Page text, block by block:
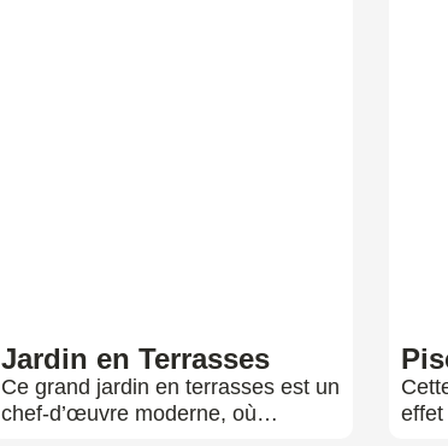
Jardin en Terrasses
Ce grand jardin en terrasses est un
chef-d’œuvre moderne, où…